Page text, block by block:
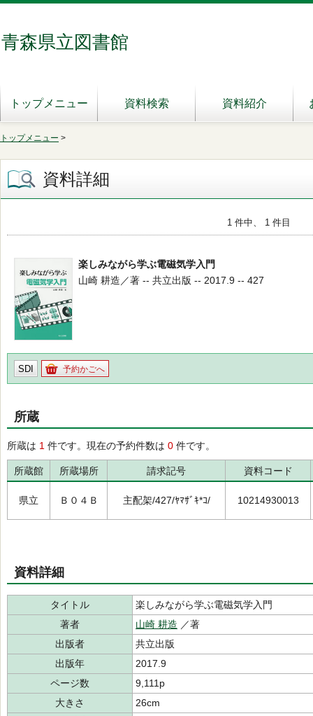
青森県立図書館
トップメニュー 資料検索 資料紹介
トップメニュー >
資料詳細
1 件中、 1 件目
楽しみながら学ぶ電磁気学入門
山崎 耕造／著 -- 共立出版 -- 2017.9 -- 427
SDI 予約かごへ
所蔵
所蔵は 1 件です。現在の予約件数は 0 件です。
所蔵館 所蔵場所 請求記号 資料コード
県立 Ｂ０４Ｂ 主配架/427/ﾔﾏｻﾞｷ*ｺ/ 10214930013
資料詳細
タイトル
楽しみながら学ぶ電磁気学入門
著者
山崎 耕造 ／著
出版者
共立出版
出版年
2017.9
ページ数
9,111p
大きさ
26cm